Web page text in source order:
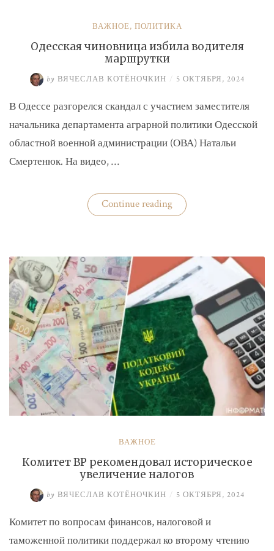
ВАЖНОЕ, ПОЛИТИКА
Одесская чиновница избила водителя
маршрутки
by ВЯЧЕСЛАВ КОТЁНОЧКИН / 5 ОКТЯБРЯ, 2024
В Одессе разгорелся скандал с участием заместителя
начальника департамента аграрной политики Одесской
областной военной администрации (ОВА) Натальи
Смертенюк. На видео, …
Continue reading«Одесская
чиновница
ВАЖНОЕ
Комитет ВР рекомендовал историческое
увеличение налогов
by ВЯЧЕСЛАВ КОТЁНОЧКИН / 5 ОКТЯБРЯ, 2024
Комитет по вопросам финансов, налоговой и
таможенной политики поддержал ко второму чтению